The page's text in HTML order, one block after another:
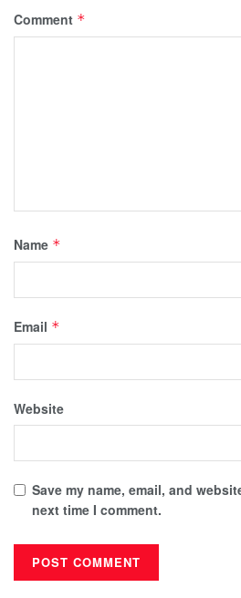
Comment *
Name *
Email *
Website
Save my name, email, and
next time I comment.